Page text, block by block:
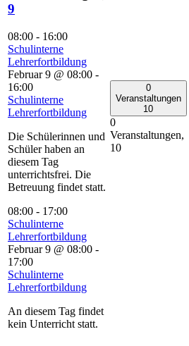
9
08:00 - 16:00
Schulinterne
Lehrerfortbildung
Februar 9 @ 08:00 -
16:00
Schulinterne
Lehrerfortbildung
Die Schülerinnen und
Schüler haben an
diesem Tag
unterrichtsfrei. Die
Betreuung findet statt.
08:00 - 17:00
Schulinterne
Lehrerfortbildung
Februar 9 @ 08:00 -
17:00
Schulinterne
Lehrerfortbildung
An diesem Tag findet
kein Unterricht statt.
0
Veranstaltungen
10
0
Veranstaltungen,
10